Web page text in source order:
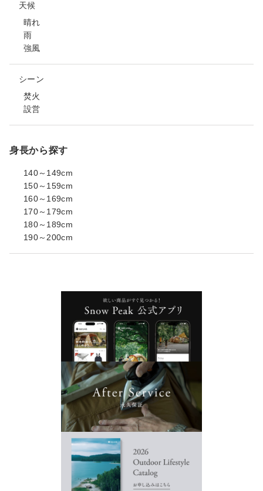
天候
晴れ
雨
強風
シーン
焚火
設営
身長から探す
140～149cm
150～159cm
160～169cm
170～179cm
180～189cm
190～200cm